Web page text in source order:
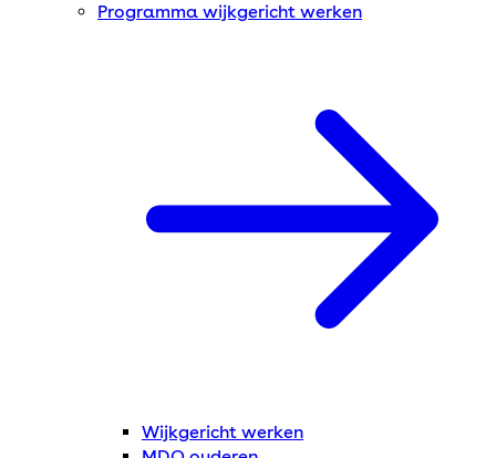
Programma wijkgericht werken
Wijkgericht werken